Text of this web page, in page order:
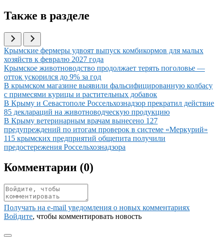
Также в разделе
Иллюстрация новости
Крымские фермеры удвоят выпуск комбикормов для малых
хозяйств к февралю 2027 года
Иллюстрация новости
Крымское животноводство продолжает терять поголовье —
отток ускорился до 9% за год
Иллюстрация новости
В крымском магазине выявили фальсифицированную колбасу
с примесями курицы и растительных добавок
Иллюстрация новости
В Крыму и Севастополе Россельхознадзор прекратил действие
85 деклараций на животноводческую продукцию
Иллюстрация новости
В Крыму ветеринарным врачам вынесено 127
предупреждений по итогам проверок в системе «Меркурий»
Иллюстрация новости
115 крымских предприятий общепита получили
предостережения Россельхознадзора
Комментарии (0)
Получать на e‑mail уведомления о новых комментариях
Войдите, чтобы комментировать новость